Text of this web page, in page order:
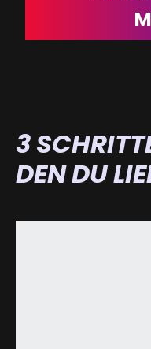
3
DEN DU